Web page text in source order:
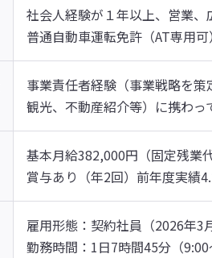
社会人経験が１年以上、営業
普通自動車運転免許（AT専用可）
事業責任者経験（事業戦略を
観光、不動産紹介等）に携わっ
基本月給382,000円（固定残業代
賞与あり（年2回）前年度実績
雇用形態：契約社員（2026年3
勤務時間：1日7時間45分（9:00